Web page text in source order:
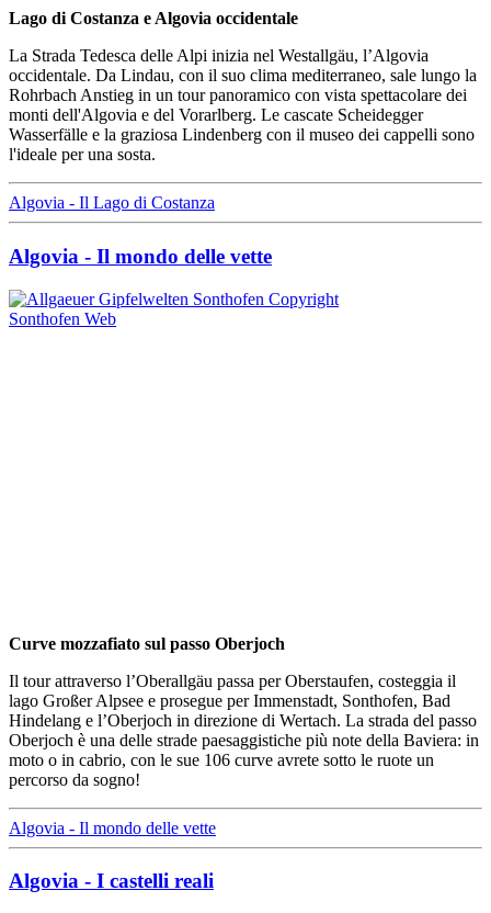
Lago di Costanza e Algovia occidentale
La Strada Tedesca delle Alpi inizia nel Westallgäu, l’Algovia
occidentale. Da Lindau, con il suo clima mediterraneo, sale lungo la
Rohrbach Anstieg in un tour panoramico con vista spettacolare dei
monti dell'Algovia e del Vorarlberg. Le cascate Scheidegger
Wasserfälle e la graziosa Lindenberg con il museo dei cappelli sono
l'ideale per una sosta.
Algovia - Il Lago di Costanza
Algovia - Il mondo delle vette
Curve mozzafiato sul passo Oberjoch
Il tour attraverso l’Oberallgäu passa per Oberstaufen, costeggia il
lago Großer Alpsee e prosegue per Immenstadt, Sonthofen, Bad
Hindelang e l’Oberjoch in direzione di Wertach. La strada del passo
Oberjoch è una delle strade paesaggistiche più note della Baviera: in
moto o in cabrio, con le sue 106 curve avrete sotto le ruote un
percorso da sogno!
Algovia - Il mondo delle vette
Algovia - I castelli reali